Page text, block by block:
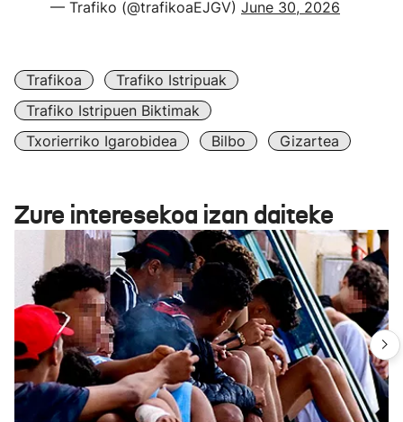
— Trafiko (@trafikoaEJGV) June 30, 2026
Trafikoa
Trafiko Istripuak
Trafiko Istripuen Biktimak
Txorierriko Igarobidea
Bilbo Gizartea
Zure interesekoa izan daiteke